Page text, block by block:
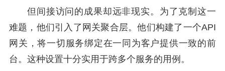
但间接访问的成果却远非现实。为了克制这一
难题，他们引入了网关聚合层。他们构建了一个API
网关，将一切服务绑定在一同为客户提供一致的前
台。这种设置十分实用于跨多个服务的用例。